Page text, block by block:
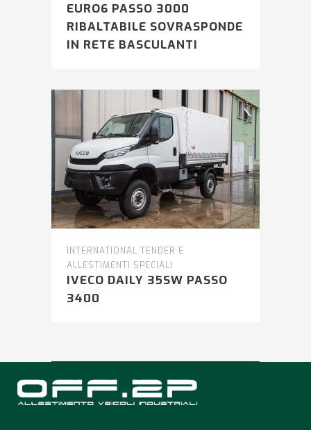
EURO6 PASSO 3000
RIBALTABILE SOVRASPONDE
IN RETE BASCULANTI
INTERNATIONAL TENDER E
ALLESTIMENTI SPECIALI
IVECO DAILY 35SW PASSO
3400